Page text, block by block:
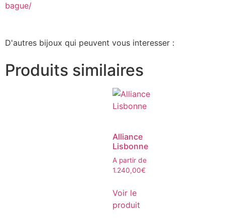
bague/
D'autres bijoux qui peuvent vous interesser :
Produits similaires
Alliance
Lisbonne
A partir de
1.240,00€
Voir le
produit